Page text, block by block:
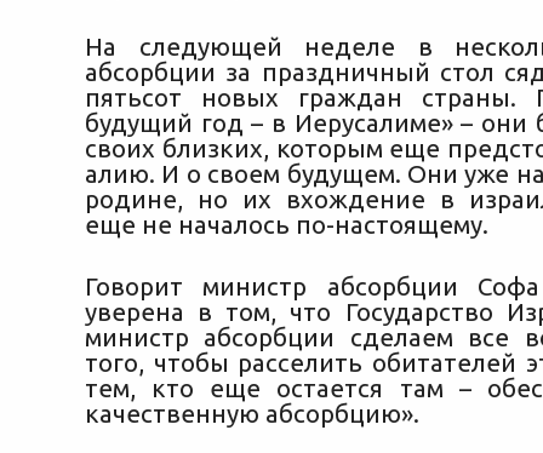
На следующей неделе в
абсорбции за праздничный стол
пятьсот новых граждан страны.
будущий год – в Иерусалиме» – они
своих близких, которым еще
алию. И о своем будущем. Они уже
родине, но их вхождение в
еще не началось по-настоящему.
Говорит министр абсорбции
уверена в том, что Государство
министр абсорбции сделаем все
того, чтобы расселить обитателей
тем, кто еще остается там –
качественную абсорбцию».